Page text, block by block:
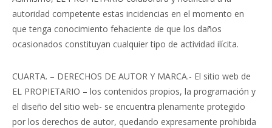
autoridad competente estas incidencias en el momento en
que tenga conocimiento fehaciente de que los daños
ocasionados constituyan cualquier tipo de actividad ilícita.
CUARTA. – DERECHOS DE AUTOR Y MARCA.- El sitio web de
EL PROPIETARIO – los contenidos propios, la programación y
el diseño del sitio web- se encuentra plenamente protegido
por los derechos de autor, quedando expresamente prohibida